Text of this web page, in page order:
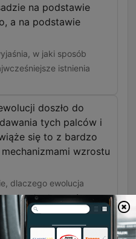
na podstawie
a na podstawie
w jaki sposób
istnienia
doszło do
tych palców i
się to z bardzo
wzrostu
dlaczego ewolucja
elementów
powstawania nowych.